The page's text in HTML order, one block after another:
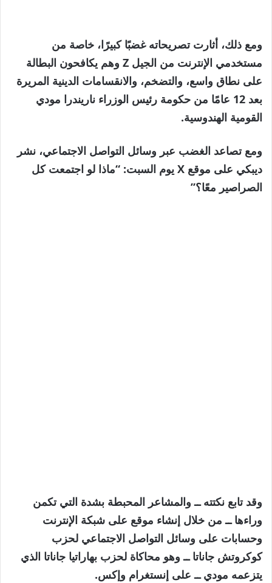
ومع ذلك، أثارت تصريحاته غضبًا كبيرًا، خاصة من
مستخدمي الإنترنت من الجيل Z وهم يكافحون البطالة
على نطاق واسع، والتضخم، والانقسامات الدينية المريرة
بعد 12 عامًا من حكومة رئيس الوزراء ناريندرا مودي
القومية الهندوسية.
ومع تصاعد الغضب عبر وسائل التواصل الاجتماعي، نشر
ديبكي على موقع X يوم السبت: “ماذا لو اجتمعت كل
الصراصير معًا؟”
وقد تابع نكتته ــ والمشاعر المحبطة بشدة التي تكمن
وراءها ــ من خلال إنشاء موقع على شبكة الإنترنت
وحسابات على وسائل التواصل الاجتماعي لحزب
كوكروتش جاناتا ــ وهو محاكاة لحزب بهاراتيا جاناتا الذي
يتزعمه مودي ــ على إنستغرام وإكس.